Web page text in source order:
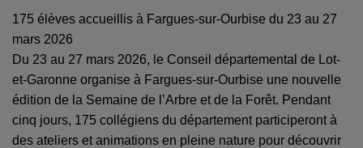
175 élèves accueillis à Fargues-sur-Ourbise du 23 au 27
mars 2026
Du 23 au 27 mars 2026, le Conseil départemental de Lot-
et-Garonne organise à Fargues-sur-Ourbise une nouvelle
édition de la Semaine de l’Arbre et de la Forêt. Pendant
cinq jours, 175 collégiens du département participeront à
des ateliers et animations en pleine nature pour découvrir